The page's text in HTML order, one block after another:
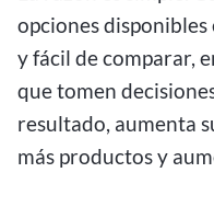
opciones
y fácil de comparar,
que tomen
resultado, aumenta
más productos y